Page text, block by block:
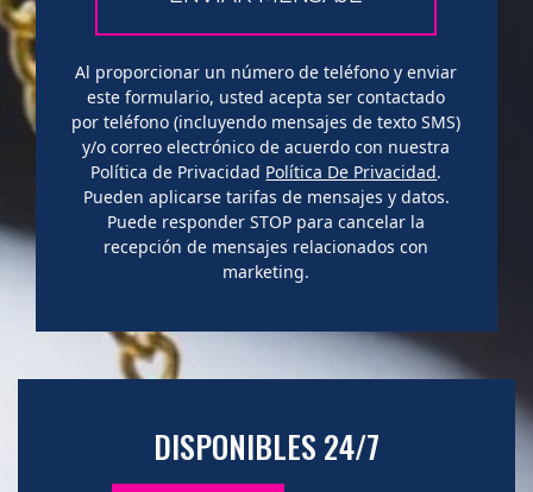
Al proporcionar un número de teléfono y enviar
este formulario, usted acepta ser contactado
por teléfono (incluyendo mensajes de texto SMS)
y/o correo electrónico de acuerdo con nuestra
Política de Privacidad Política De Privacidad.
Pueden aplicarse tarifas de mensajes y datos.
Puede responder STOP para cancelar la
recepción de mensajes relacionados con
marketing.
DISPONIBLES 24/7